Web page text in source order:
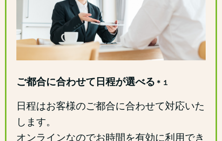
ご都合に合わせて日程が選べる ＊１
日程はお客様のご都合に合わせて対応いた
します。
オンラインなのでお時間を有効に利用でき